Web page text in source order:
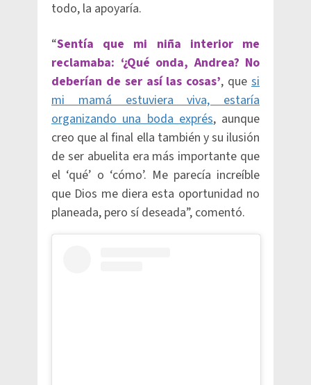
todo, la apoyaría.
“Sentía que mi niña interior me
reclamaba: ‘¿Qué onda, Andrea? No
deberían de ser así las cosas’, quesi
mi mamá estuviera viva, estaría
organizando una boda exprés, aunque
creo que al final ella también y su ilusión
de ser abuelita era más importante que
el ‘qué’ o ‘cómo’. Me parecía increíble
que Dios me diera esta oportunidad no
planeada, pero sí deseada”, comentó.